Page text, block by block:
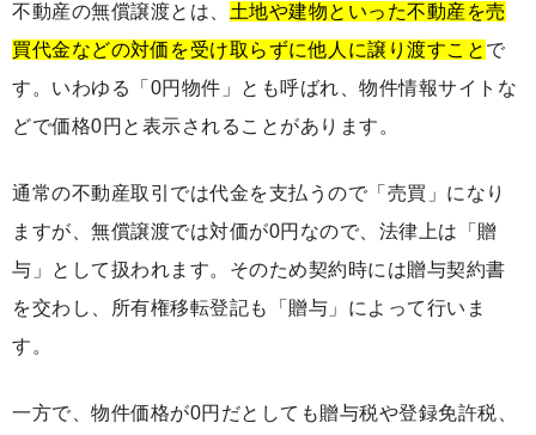
不動産の無償譲渡とは、 土地や建物といった不動産を売
買代金などの対価を受け取らずに他人に譲り渡すこと で
す。いわゆる「0円物件」とも呼ばれ、物件情報サイトな
どで価格0円と表示されることがあります。
通常の不動産取引では代金を支払うので「売買」になり
ますが、無償譲渡では対価が0円なので、法律上は「贈
与」として扱われます。そのため契約時には贈与契約書
を交わし、所有権移転登記も「贈与」によって行いま
す。
一方で、物件価格が0円だとしても贈与税や登録免許税、